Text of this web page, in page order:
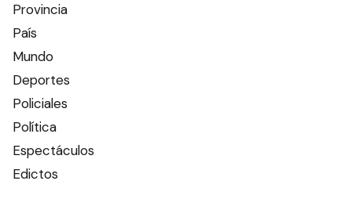
Provincia
País
Mundo
Deportes
Policiales
Política
Espectáculos
Edictos